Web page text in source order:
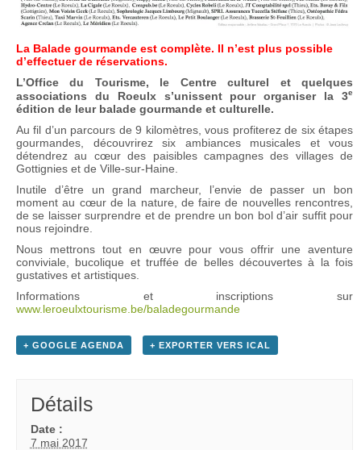
La Balade gourmande est complète. Il n’est plus possible
d’effectuer de réservations.
L’Office du Tourisme, le Centre culturel et quelques
associations du Roeulx s’unissent pour organiser la 3e
édition de leur balade gourmande et culturelle.
Au fil d’un parcours de 9 kilomètres, vous profiterez de six étapes
gourmandes, découvrirez six ambiances musicales et vous
détendrez au cœur des paisibles campagnes des villages de
Gottignies et de Ville-sur-Haine.
Inutile d’être un grand marcheur, l’envie de passer un bon
moment au cœur de la nature, de faire de nouvelles rencontres,
de se laisser surprendre et de prendre un bon bol d’air suffit pour
nous rejoindre.
Nous mettrons tout en œuvre pour vous offrir une aventure
conviviale, bucolique et truffée de belles découvertes à la fois
gustatives et artistiques.
Informations et inscriptions sur
www.leroeulxtourisme.be/baladegourmande
+ GOOGLE AGENDA + EXPORTER VERS ICAL
Détails
Date :
7 mai 2017